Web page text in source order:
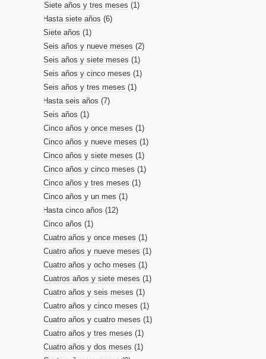
Siete años y tres meses (1)
Hasta siete años (6)
Siete años (1)
Seis años y nueve meses (2)
Seis años y siete meses (1)
Seis años y cinco meses (1)
Seis años y tres meses (1)
Hasta seis años (7)
Seis años (1)
Cinco años y once meses (1)
Cinco años y nueve meses (1)
Cinco años y siete meses (1)
Cinco años y cinco meses (1)
Cinco años y tres meses (1)
Cinco años y un mes (1)
Hasta cinco años (12)
Cinco años (1)
Cuatro años y once meses (1)
Cuatro años y nueve meses (1)
Cuatro años y ocho meses (1)
Cuatros años y siete meses (1)
Cuatro años y seis meses (1)
Cuatro años y cinco meses (1)
Cuatro años y cuatro meses (1)
Cuatro años y tres meses (1)
Cuatro años y dos meses (1)